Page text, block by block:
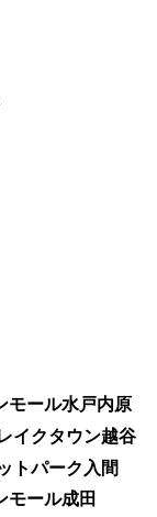
モール水戸内原
イクタウン越谷
トパーク入間
モール成田